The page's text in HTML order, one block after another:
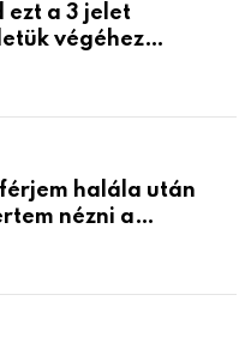
ezt a 3 jelet
végéhez
halála után
nézni a